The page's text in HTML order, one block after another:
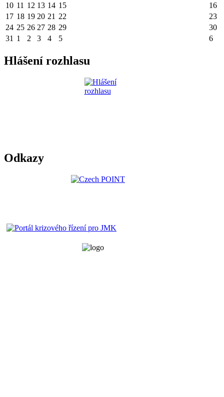
10 11 12 13 14 15
16
17 18 19 20 21 22
23
24 25 26 27 28 29
30
31 1 2 3 4 5 6
Hlášení rozhlasu
Odkazy